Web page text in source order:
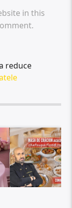
in this
reduce